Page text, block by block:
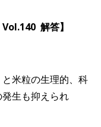
解答】
米粒の生理的、科
生も抑えられ